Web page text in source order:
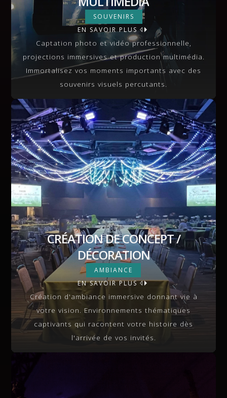
MULTIMÉDIA
SOUVENIRS
EN SAVOIR PLUS
VIEW MORE
Captation photo et vidéo professionnelle,
projections immersives et production multimédia.
Immortalisez vos moments importants avec des
souvenirs visuels percutants.
CRÉATION DE CONCEPT /
DÉCORATION
CRÉATION DE CONCEPT /
DÉCORATION
AMBIANCE
EN SAVOIR PLUS
VIEW MORE
Création d'ambiance immersive donnant vie à
votre vision. Environnements thématiques
captivants qui racontent votre histoire dès
l'arrivée de vos invités.